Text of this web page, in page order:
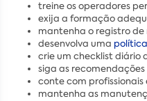
treine os operadores
exija a formação
mantenha o registro de
desenvolva uma
crie um checklist diário
siga as
conte com profissionais
mantenha as